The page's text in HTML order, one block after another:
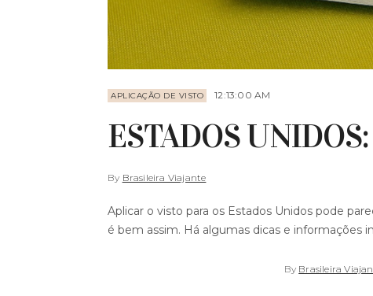
APLICAÇÃO DE VISTO 12:13:00 AM
ESTADOS
By Brasileira Viajante
Aplicar o visto para os Estados Unidos pode
é bem assim. Há algumas dicas e informações
By Brasileira